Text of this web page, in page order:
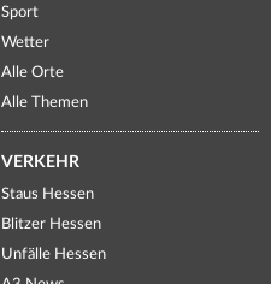
Sport
Wetter
Alle Orte
Alle Themen
VERKEHR
Staus Hessen
Blitzer Hessen
Unfälle Hessen